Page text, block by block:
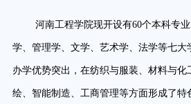
河南工程学院现开设有60个本科专
学、管理学、文学、艺术学、法学等七大
办学优势突出，在纺织与服装、材料与化
绘、智能制造、工商管理等方面形成了特